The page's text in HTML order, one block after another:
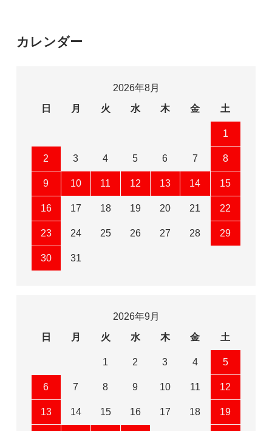
カレンダー
2026年8月
日
月 火 水 木 金 土
1
2 3 4 5 6 7 8
9 10 11 12 13 14 15
16 17 18 19 20 21 22
23 24 25 26 27 28 29
30 31
2026年9月
日
月 火 水 木 金 土
1 2 3 4 5
6 7 8 9 10 11 12
13 14 15 16 17 18 19